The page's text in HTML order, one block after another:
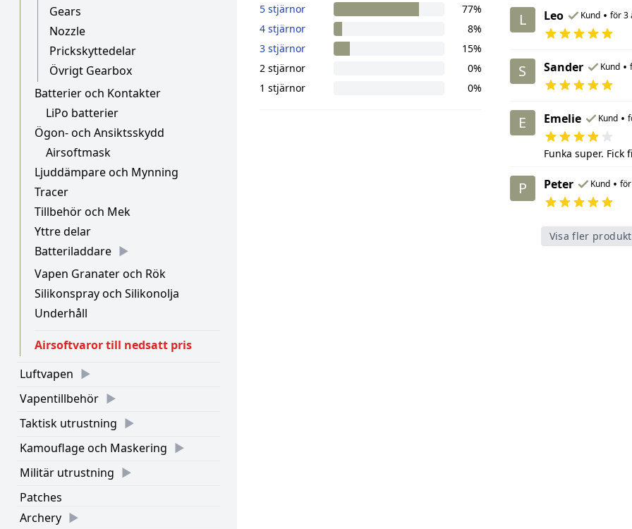
Gears
Nozzle
Prickskyttedelar
Övrigt Gearbox
Batterier och Kontakter
LiPo batterier
Ögon- och Ansiktsskydd
Airsoftmask
Ljuddämpare och Mynning
Tracer
Tillbehör och Mek
Yttre delar
Batteriladdare
Vapen Granater och Rök
Silikonspray och Silikonolja
Underhåll
Airsoftvaror till nedsatt pris
Luftvapen
Vapentillbehör
Taktisk utrustning
Kamouflage och Maskering
Militär utrustning
Patches
Archery
5 stjärnor
77%
4 stjärnor
8%
3 stjärnor
15%
2 stjärnor
0%
1 stjärnor
0%
L Leo Kund • för 3
S Sander Kund •
E Emelie Kund •
Funka super.
P Peter Kund •
Visa fler